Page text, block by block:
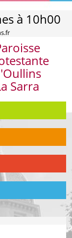
à 10h00
Sarra